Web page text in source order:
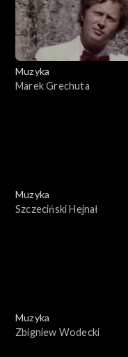
Muzyka
Marek Grechuta
Muzyka
Szczeciński Hejnał
Muzyka
Zbigniew Wodecki